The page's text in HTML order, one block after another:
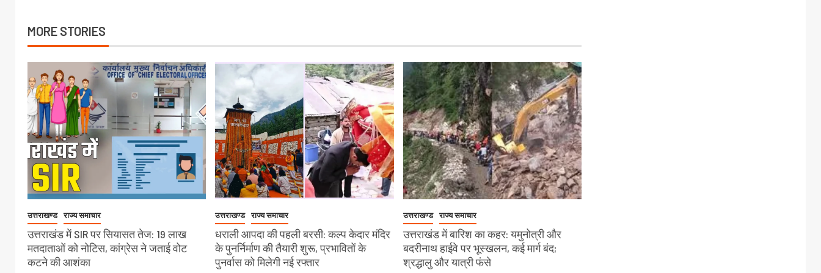
MORE STORIES
उत्तराखण्ड राज्य समाचार
उत्तराखंड में SIR पर सियासत तेज: 19 लाख
मतदाताओं को नोटिस, कांग्रेस ने जताई वोट
कटने की आशंका
उत्तराखण्ड राज्य समाचार
धराली आपदा की पहली बरसी: कल्प केदार मंदिर
के पुनर्निर्माण की तैयारी शुरू, प्रभावितों के
पुनर्वास को मिलेगी नई रफ्तार
उत्तराखण्ड राज्य समाचार
उत्तराखंड में बारिश का कहर: यमुनोत्री और
बदरीनाथ हाईवे पर भूस्खलन, कई मार्ग बंद;
श्रद्धालु और यात्री फंसे